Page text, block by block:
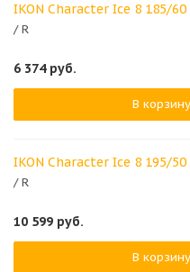
IKON Character Ice 8 185/60
/ R
6 374руб.
В корзину
IKON Character Ice 8 195/50
/ R
10 599 руб.
В корзину